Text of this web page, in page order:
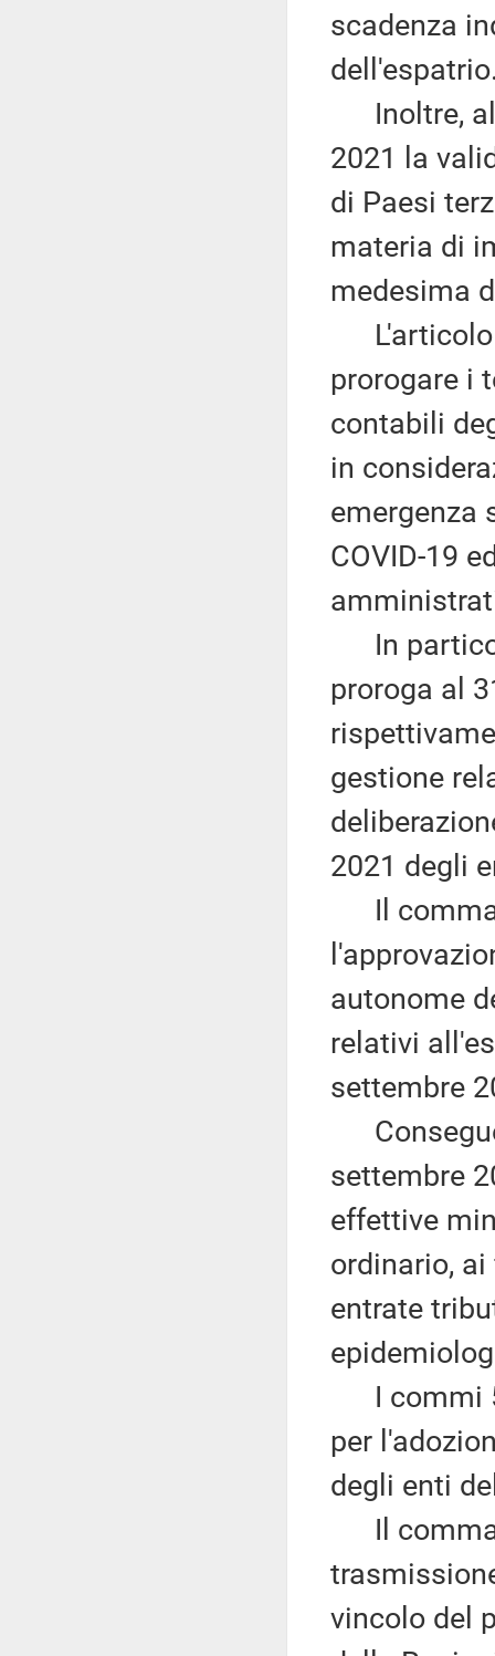
scadenza
Inoltre, al
2021 la
di Paesi
materia di
medesima
L'articolo
prorogare i
contabili
in
emergenza
COVID-19
In
proroga al
gestione
2021 degli
Il comma
autonome
relativi
settembre
settembre
effettive
ordinario,
entrate
I commi 5
per
degli enti
Il comma
vincolo del